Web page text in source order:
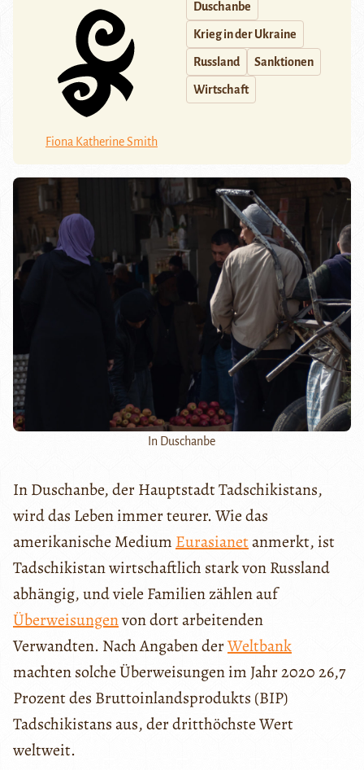
Fiona Katherine Smith
Duschanbe
Krieg in der Ukraine
Russland Sanktionen
Wirtschaft
In Duschanbe
In Duschanbe, der Hauptstadt Tadschikistans,
wird das Leben immer teurer. Wie das
amerikanische Medium Eurasianetanmerkt, ist
Tadschikistan wirtschaftlich stark von Russland
abhängig, und viele Familien zählen auf
Überweisungenvon dort arbeitenden
Verwandten. Nach Angaben derWeltbank
machten solche Überweisungen im Jahr 2020 26,7
Prozent des Bruttoinlandsprodukts (BIP)
Tadschikistans aus, der dritthöchste Wert
weltweit.